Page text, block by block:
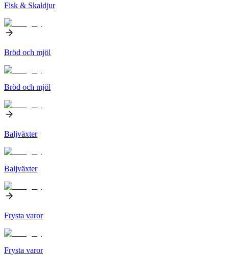
Fisk & Skaldjur
Bröd och mjöl
Bröd och mjöl
Baljväxter
Baljväxter
Frysta varor
Frysta varor